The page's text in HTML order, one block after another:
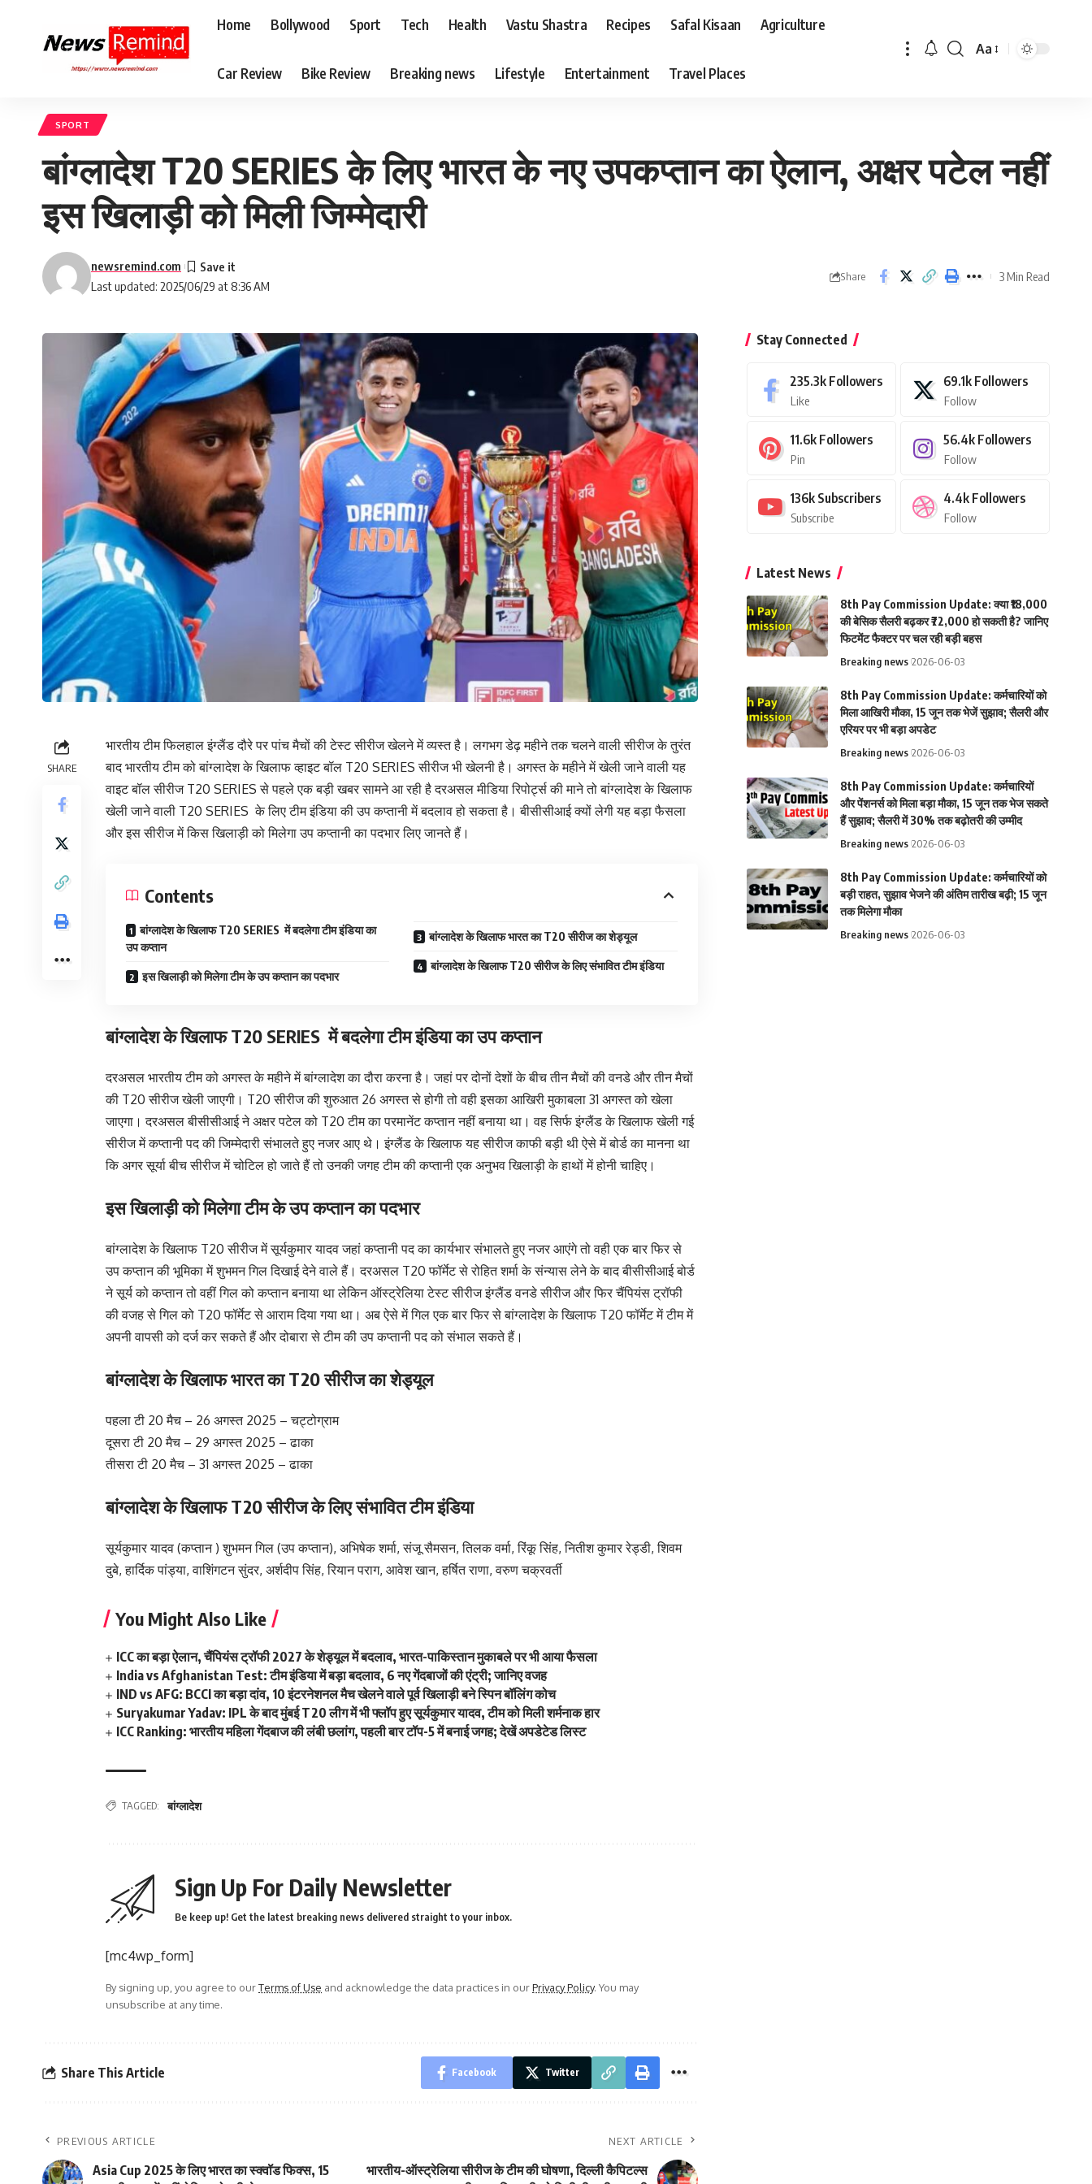
Home Bollywood Sport Tech Health Vastu Shastra Recipes Safal Kisaan Agriculture
Car Review Bike Review Breaking news Lifestyle Entertainment Travel Places
Font
Aa
SPORT
बांग्लादेश T20 SERIES के लिए भारत के नए उपकप्तान का ऐलान, अक्षर पटेल नहीं
इस खिलाड़ी को मिली जिम्मेदारी
Last updated: 2025/06/29 at 8:36 AM
newsremind.com
Share 3 Min Read
SHARE
भारतीय टीम फिलहाल इंग्लैंड दौरे पर पांच मैचों की टेस्ट सीरीज खेलने में व्यस्त है। लगभग डेढ़ महीने तक चलने वाली सीरीज के तुरंत
बाद भारतीय टीम को बांग्लादेश के खिलाफ व्हाइट बॉल T20 SERIES सीरीज भी खेलनी है। अगस्त के महीने में खेली जाने वाली यह
वाइट बॉल सीरीज T20 SERIES से पहले एक बड़ी खबर सामने आ रही है दरअसल मीडिया रिपोर्ट्स की माने तो बांग्लादेश के खिलाफ
खेली जाने वाली T20 SERIES के लिए टीम इंडिया की उप कप्तानी में बदलाव हो सकता है। बीसीसीआई क्यों लेगी यह बड़ा फैसला
और इस सीरीज में किस खिलाड़ी को मिलेगा उप कप्तानी का पदभार लिए जानते हैं।
Contents
बांग्लादेश के खिलाफ T20 SERIES में बदलेगा टीम इंडिया का
उप कप्तान
इस खिलाड़ी को मिलेगा टीम के उप कप्तान का पदभार
बांग्लादेश के खिलाफ भारत का T20 सीरीज का शेड्यूल
बांग्लादेश के खिलाफ T20 सीरीज के लिए संभावित टीम इंडिया
बांग्लादेश के खिलाफ T20 SERIES में बदलेगा टीम इंडिया का उप कप्तान
दरअसल भारतीय टीम को अगस्त के महीने में बांग्लादेश का दौरा करना है। जहां पर दोनों देशों के बीच तीन मैचों की वनडे और तीन मैचों
की T20 सीरीज खेली जाएगी। T20 सीरीज की शुरुआत 26 अगस्त से होगी तो वही इसका आखिरी मुकाबला 31 अगस्त को खेला
जाएगा। दरअसल बीसीसीआई ने अक्षर पटेल को T20 टीम का परमानेंट कप्तान नहीं बनाया था। वह सिर्फ इंग्लैंड के खिलाफ खेली गई
सीरीज में कप्तानी पद की जिम्मेदारी संभालते हुए नजर आए थे। इंग्लैंड के खिलाफ यह सीरीज काफी बड़ी थी ऐसे में बोर्ड का मानना था
कि अगर सूर्या बीच सीरीज में चोटिल हो जाते हैं तो उनकी जगह टीम की कप्तानी एक अनुभव खिलाड़ी के हाथों में होनी चाहिए।
इस खिलाड़ी को मिलेगा टीम के उप कप्तान का पदभार
बांग्लादेश के खिलाफ T20 सीरीज में सूर्यकुमार यादव जहां कप्तानी पद का कार्यभार संभालते हुए नजर आएंगे तो वही एक बार फिर से
उप कप्तान की भूमिका में शुभमन गिल दिखाई देने वाले हैं। दरअसल T20 फॉर्मेट से रोहित शर्मा के संन्यास लेने के बाद बीसीसीआई बोर्ड
ने सूर्य को कप्तान तो वहीं गिल को कप्तान बनाया था लेकिन ऑस्ट्रेलिया टेस्ट सीरीज इंग्लैंड वनडे सीरीज और फिर चैंपियंस ट्रॉफी
की वजह से गिल को T20 फॉर्मेट से आराम दिया गया था। अब ऐसे में गिल एक बार फिर से बांग्लादेश के खिलाफ T20 फॉर्मेट में टीम में
अपनी वापसी को दर्ज कर सकते हैं और दोबारा से टीम की उप कप्तानी पद को संभाल सकते हैं।
बांग्लादेश के खिलाफ भारत का T20 सीरीज का शेड्यूल
पहला टी 20 मैच – 26 अगस्त 2025 – चट्टोग्राम
दूसरा टी 20 मैच – 29 अगस्त 2025 – ढाका
तीसरा टी 20 मैच – 31 अगस्त 2025 – ढाका
बांग्लादेश के खिलाफ T20 सीरीज के लिए संभावित टीम इंडिया
सूर्यकुमार यादव (कप्तान ) शुभमन गिल (उप कप्तान), अभिषेक शर्मा, संजू सैमसन, तिलक वर्मा, रिंकू सिंह, नितीश कुमार रेड्डी, शिवम
दुबे, हार्दिक पांड्या, वाशिंगटन सुंदर, अर्शदीप सिंह, रियान पराग, आवेश खान, हर्षित राणा, वरुण चक्रवर्ती
You Might Also Like
ICC का बड़ा ऐलान, चैंपियंस ट्रॉफी 2027 के शेड्यूल में बदलाव, भारत-पाकिस्तान मुकाबले पर भी आया फैसला
India vs Afghanistan Test: टीम इंडिया में बड़ा बदलाव, 6 नए गेंदबाजों की एंट्री; जानिए वजह
IND vs AFG: BCCI का बड़ा दांव, 10 इंटरनेशनल मैच खेलने वाले पूर्व खिलाड़ी बने स्पिन बॉलिंग कोच
Suryakumar Yadav: IPL के बाद मुंबई T20 लीग में भी फ्लॉप हुए सूर्यकुमार यादव, टीम को मिली शर्मनाक हार
ICC Ranking: भारतीय महिला गेंदबाज की लंबी छलांग, पहली बार टॉप-5 में बनाई जगह; देखें अपडेटेड लिस्ट
TAGGED: बांग्लादेश
Sign Up For Daily Newsletter
Be keep up! Get the latest breaking news delivered straight to your inbox.
[mc4wp_form]
By signing up, you agree to ourTerms of Use and acknowledge the data practices in ourPrivacy Policy. You may
unsubscribe at any time.
Share This Article Facebook Twitter
PREVIOUS ARTICLE
Asia Cup 2025 के लिए भारत का स्क्वॉड फिक्स, 15
NEXT ARTICLE
भारतीय-ऑस्ट्रेलिया सीरीज के टीम की घोषणा, दिल्ली कैपिटल्स
Stay Connected
235.3k Followers
Like
69.1k Followers
Follow
11.6k Followers
Pin
56.4k Followers
Follow
136k Subscribers
Subscribe
4.4k Followers
Follow
Latest News
8th Pay Commission Update: क्या ₹18,000
की बेसिक सैलरी बढ़कर ₹72,000 हो सकती है? जानिए
फिटमेंट फैक्टर पर चल रही बड़ी बहस
Breaking news 2026-06-03
8th Pay Commission Update: कर्मचारियों को
मिला आखिरी मौका, 15 जून तक भेजें सुझाव; सैलरी और
एरियर पर भी बड़ा अपडेट
Breaking news 2026-06-03
8th Pay Commission Update: कर्मचारियों
और पेंशनर्स को मिला बड़ा मौका, 15 जून तक भेज सकते
हैं सुझाव; सैलरी में 30% तक बढ़ोतरी की उम्मीद
Breaking news 2026-06-03
8th Pay Commission Update: कर्मचारियों को
बड़ी राहत, सुझाव भेजने की अंतिम तारीख बढ़ी; 15 जून
तक मिलेगा मौका
Breaking news 2026-06-03